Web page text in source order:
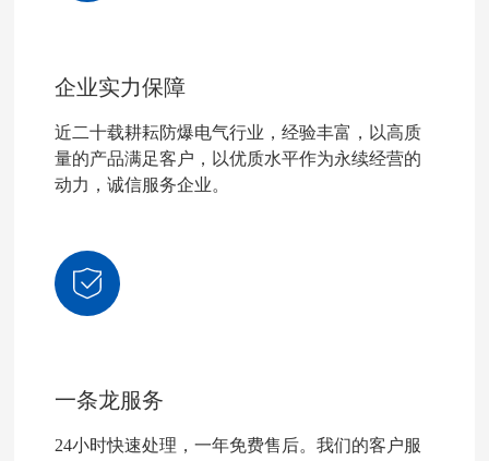
企业实力保障
近二十载耕耘防爆电气行业，经验丰富，以高质
量的产品满足客户，以优质水平作为永续经营的
动力，诚信服务企业。
一条龙服务
24小时快速处理，一年免费售后。我们的客户服